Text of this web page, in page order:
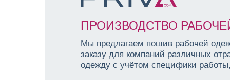
ПРОИЗВОДСТВО
Мы предлагаем пошив рабочей
заказу для компаний различных
одежду с учётом специфики